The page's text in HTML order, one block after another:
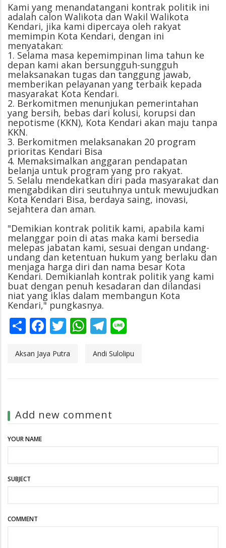
Kami yang menandatangani kontrak politik ini
adalah calon Walikota dan Wakil Walikota
Kendari, jika kami dipercaya oleh rakyat
memimpin Kota Kendari, dengan ini
menyatakan:
1. Selama masa kepemimpinan lima tahun ke
depan kami akan bersungguh-sungguh
melaksanakan tugas dan tanggung jawab,
memberikan pelayanan yang terbaik kepada
masyarakat Kota Kendari.
2. Berkomitmen menunjukan pemerintahan
yang bersih, bebas dari kolusi, korupsi dan
nepotisme (KKN), Kota Kendari akan maju tanpa
KKN.
3. Berkomitmen melaksanakan 20 program
prioritas Kendari Bisa
4. Memaksimalkan anggaran pendapatan
belanja untuk program yang pro rakyat.
5. Selalu mendekatkan diri pada masyarakat dan
mengabdikan diri seutuhnya untuk mewujudkan
Kota Kendari Bisa, berdaya saing, inovasi,
sejahtera dan aman.
"Demikian kontrak politik kami, apabila kami
melanggar poin di atas maka kami bersedia
melepas jabatan kami, sesuai dengan undang-
undang dan ketentuan hukum yang berlaku dan
menjaga harga diri dan nama besar Kota
Kendari. Demikianlah kontrak politik yang kami
buat dengan penuh kesadaran dan dilandasi
niat yang iklas dalam membangun Kota
Kendari," pungkasnya.
ShareFacebook
Twitter
WhatsApp
Telegram
Aksan Jaya Putra Andi Sulolipu
Add new comment
YOUR NAME
SUBJECT
COMMENT